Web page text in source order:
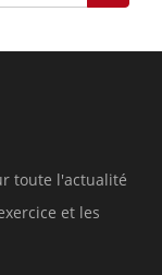
toute l'actualité
et les